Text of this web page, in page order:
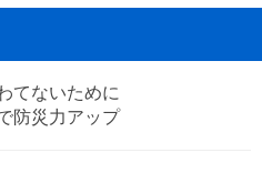
てないために
防災力アップ